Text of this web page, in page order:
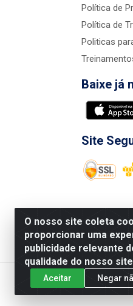
O nosso site coleta
proporcionar uma
publicidade relevante
qualidade do nosso
Aceitar Negar
Política de
Política de
Politicas
Baixe já
Site
Nova